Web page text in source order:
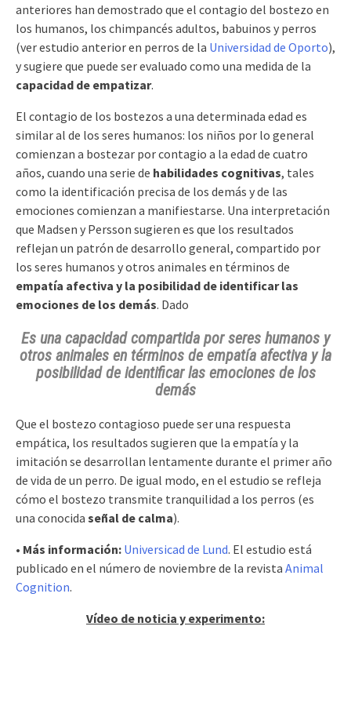
anteriores han demostrado que el contagio del bostezo en
los humanos, los chimpancés adultos, babuinos y perros
(ver estudio anterior en perros de la Universidad de Oporto),
y sugiere que puede ser evaluado como una medida de la
capacidad de empatizar.
El contagio de los bostezos a una determinada edad es
similar al de los seres humanos: los niños por lo general
comienzan a bostezar por contagio a la edad de cuatro
años, cuando una serie de habilidades cognitivas, tales
como la identificación precisa de los demás y de las
emociones comienzan a manifiestarse. Una interpretación
que Madsen y Persson sugieren es que los resultados
reflejan un patrón de desarrollo general, compartido por
los seres humanos y otros animales en términos de
empatía afectiva y la posibilidad de identificar las
emociones de los demás. Dado
Es una capacidad compartida por seres humanos y
otros animales en términos de empatía afectiva y la
posibilidad de identificar las emociones de los
demás
Que el bostezo contagioso puede ser una respuesta
empática, los resultados sugieren que la empatía y la
imitación se desarrollan lentamente durante el primer año
de vida de un perro. De igual modo, en el estudio se refleja
cómo el bostezo transmite tranquilidad a los perros (es
una conocida señal de calma).
• Más información: Universicad de Lund. El estudio está
publicado en el número de noviembre de la revista Animal
Cognition.
Vídeo de noticia y experimento: